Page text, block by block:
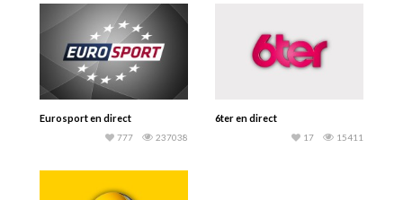
Eurosport en direct
237038
777
6ter en direct
15411
17